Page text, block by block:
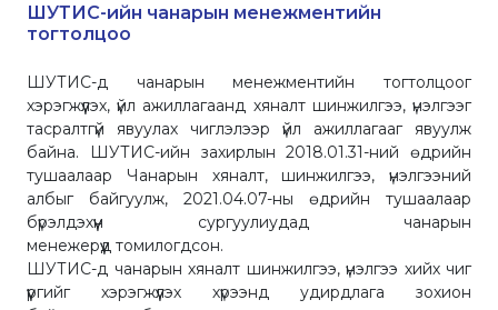
ШУТИС-ийн чанарын менежментийн
тогтолцоо
ШУТИС-д чанарын менежментийн тогтолцоог
хэрэгжүүлэх, үйл ажиллагаанд хяналт шинжилгээ, үнэлгээг
тасралтгүй явуулах чиглэлээр үйл ажиллагааг явуулж
байна. ШУТИС-ийн захирлын 2018.01.31-ний өдрийн
тушаалаар Чанарын хяналт, шинжилгээ, үнэлгээний
албыг байгуулж, 2021.04.07-ны өдрийн тушаалаар
бүрэлдэхүүн сургуулиудад чанарын
менежерүүд томилогдсон.
ШУТИС-д чанарын хяналт шинжилгээ, үнэлгээ хийх чиг
үүргийг хэрэгжүүлэх хүрээнд удирдлага зохион